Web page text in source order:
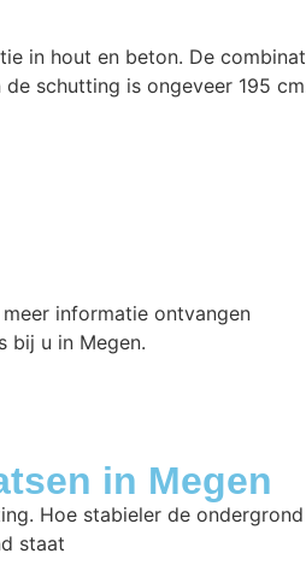
in hout en beton. De
schutting is ongeveer 195
informatie ontvangen
bij u in Megen.
in Megen
Hoe stabieler de
staat